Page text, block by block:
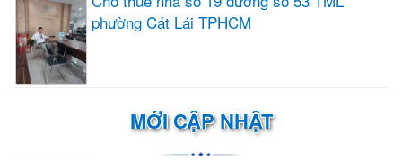
phường Cát Lái TPHCM
MỚI CẬP NHẬT